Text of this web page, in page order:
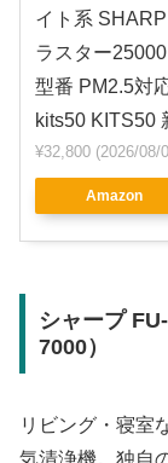
イト系
ラスター
型番 PM2.5対
kits50 KITS50
¥32,800 (2026/08/
Amazon
シャープ
7000）
リビング・寝室
気清浄機。独自